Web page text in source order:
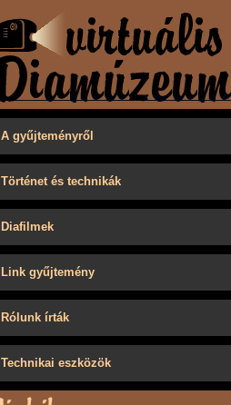
A gyűjteményről
Történet és technikák
Diafilmek
Link gyűjtemény
Rólunk írták
Technikai eszközök